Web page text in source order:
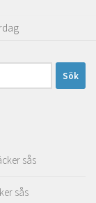
sås
sås